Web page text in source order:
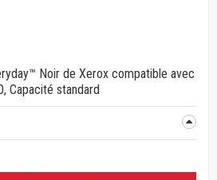
Noir de Xerox compatible avec
Capacité standard